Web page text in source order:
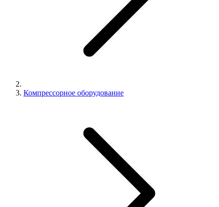
Компрессорное оборудование